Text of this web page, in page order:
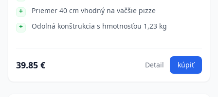
Priemer 40 cm vhodný na väčšie pizze
Odolná konštrukcia s hmotnosťou 1,23 kg
39.85 € Detail kúpiť